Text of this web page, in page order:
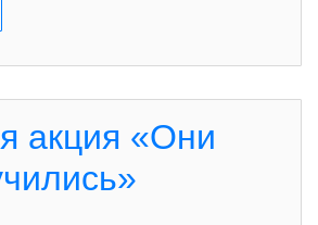
акция «Они